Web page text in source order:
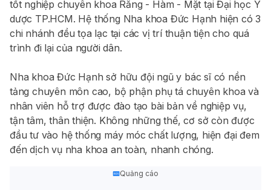
tốt nghiệp chuyên khoa Răng - Hàm - Mặt tại Đại học Y
dược TP.HCM. Hệ thống Nha khoa Đức Hạnh hiện có 3
chi nhánh đều tọa lạc tại các vị trí thuận tiện cho quá
trình đi lại của người dân.
Nha khoa Đức Hạnh sở hữu đội ngũ y bác sĩ có nền
tảng chuyên môn cao, bộ phận phụ tá chuyên khoa và
nhân viên hỗ trợ được đào tạo bài bản về nghiệp vụ,
tận tâm, thân thiện. Không những thế, cơ sở còn được
đầu tư vào hệ thống máy móc chất lượng, hiện đại đem
đến dịch vụ nha khoa an toàn, nhanh chóng.
Quảng cáo